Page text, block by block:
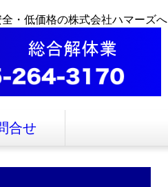
・低価格の株式会社ハマーズへ
合せ